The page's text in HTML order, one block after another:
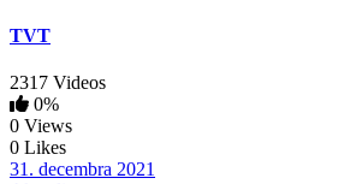
TVT
2317 Videos
0%
0 Views
0 Likes
31. decembra 2021